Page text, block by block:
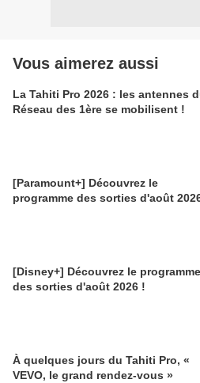
Vous aimerez aussi
La Tahiti Pro 2026 : les antennes
Réseau des 1ère se mobilisent !
[Paramount+] Découvrez le
programme des sorties d'août
[Disney+] Découvrez le programme
des sorties d'août 2026 !
À quelques jours du Tahiti Pro, «
VEVO, le grand rendez-vous »